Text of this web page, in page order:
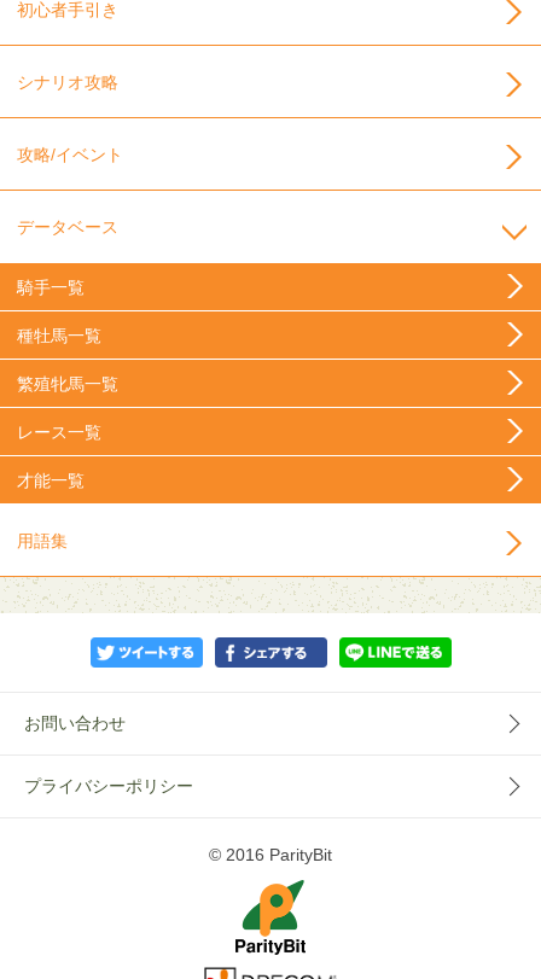
初心者手引き
シナリオ攻略
攻略/イベント
データベース
騎手一覧
種牡馬一覧
繁殖牝馬一覧
レース一覧
才能一覧
用語集
お問い合わせ
プライバシーポリシー
© 2016 ParityBit